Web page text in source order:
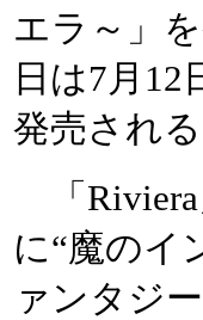
エラ～」
日は7月
発売され
「Riviera
に“魔のイ
ァンタジ